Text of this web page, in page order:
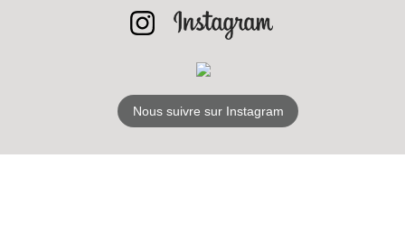
S'ABONNER
Nous suivre sur Instagram